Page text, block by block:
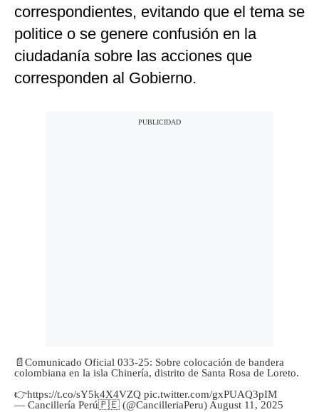
correspondientes, evitando que el tema se
politice o se genere confusión en la
ciudadanía sobre las acciones que
corresponden al Gobierno.
📄Comunicado Oficial 033-25: Sobre colocación de bandera
colombiana en la isla Chinería, distrito de Santa Rosa de Loreto.
👉https://t.co/sY5k4X4VZQ pic.twitter.com/gxPUAQ3pIM
— Cancillería Perú🇵🇪 (@CancilleriaPeru)August 11, 2025